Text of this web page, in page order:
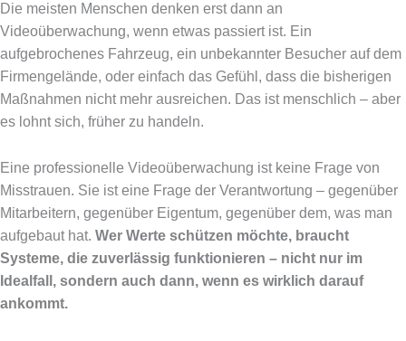
Die meisten Menschen denken erst dann an
Videoüberwachung, wenn etwas passiert ist. Ein
aufgebrochenes Fahrzeug, ein unbekannter Besucher auf dem
Firmengelände, oder einfach das Gefühl, dass die bisherigen
Maßnahmen nicht mehr ausreichen. Das ist menschlich – aber
es lohnt sich, früher zu handeln.
Eine professionelle Videoüberwachung ist keine Frage von
Misstrauen. Sie ist eine Frage der Verantwortung – gegenüber
Mitarbeitern, gegenüber Eigentum, gegenüber dem, was man
aufgebaut hat. Wer Werte schützen möchte, braucht
Systeme, die zuverlässig funktionieren – nicht nur im
Idealfall, sondern auch dann, wenn es wirklich darauf
ankommt.